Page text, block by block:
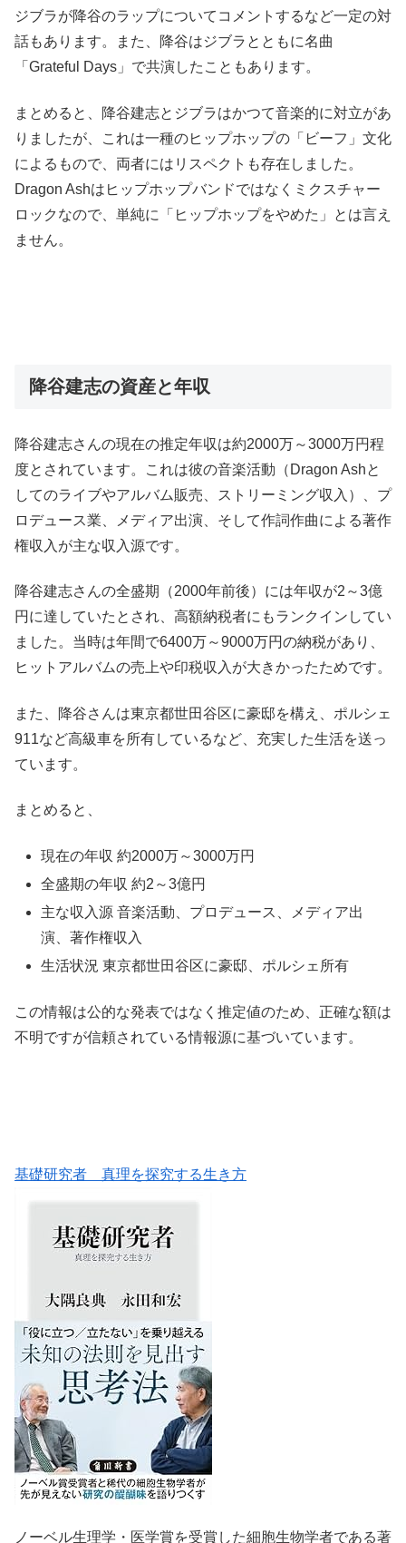
ジブラが降谷のラップについてコメントするなど一定の対
話もあります。また、降谷はジブラとともに名曲
「Grateful Days」で共演したこともあります。
まとめると、降谷建志とジブラはかつて音楽的に対立があ
りましたが、これは一種のヒップホップの「ビーフ」文化
によるもので、両者にはリスペクトも存在しました。
Dragon Ashはヒップホップバンドではなくミクスチャー
ロックなので、単純に「ヒップホップをやめた」とは言え
ません。
降谷建志の資産と年収
降谷建志さんの現在の推定年収は約2000万～3000万円程
度とされています。これは彼の音楽活動（Dragon Ashと
してのライブやアルバム販売、ストリーミング収入）、プ
ロデュース業、メディア出演、そして作詞作曲による著作
権収入が主な収入源です。
降谷建志さんの全盛期（2000年前後）には年収が2～3億
円に達していたとされ、高額納税者にもランクインしてい
ました。当時は年間で6400万～9000万円の納税があり、
ヒットアルバムの売上や印税収入が大きかったためです。
また、降谷さんは東京都世田谷区に豪邸を構え、ポルシェ
911など高級車を所有しているなど、充実した生活を送っ
ています。
まとめると、
現在の年収 約2000万～3000万円
全盛期の年収 約2～3億円
主な収入源 音楽活動、プロデュース、メディア出
演、著作権収入
生活状況 東京都世田谷区に豪邸、ポルシェ所有
この情報は公的な発表ではなく推定値のため、正確な額は
不明ですが信頼されている情報源に基づいています。
基礎研究者 真理を探究する生き方
ノーベル生理学・医学賞を受賞した細胞生物学者である著